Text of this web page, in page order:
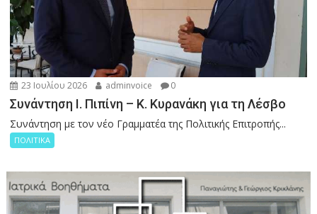
23 Ιουλίου 2026 adminvoice 0
Συνάντηση Ι. Πιπίνη – Κ. Κυρανάκη για τη Λέσβο
Συνάντηση με τον νέο Γραμματέα της Πολιτικής Επιτροπής...
ΠΟΛΙΤΙΚΑ